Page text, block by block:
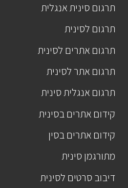
תרגום סינית אנגלית
תרגום לסינית
תרגום אתרים לסינית
תרגום אתר לסינית
תרגום אנגלית סינית
קידום אתרים בסינית
קידום אתרים בסין
מתורגמן סינית
דיבוב סרטים לסינית